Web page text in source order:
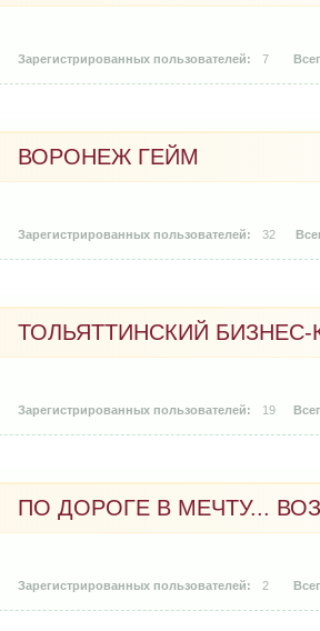
7
ВОРОНЕЖ ГЕЙМ
32
ТОЛЬЯТТИНСКИЙ БИЗНЕС-
19
ПО ДОРОГЕ В МЕЧТУ...
2